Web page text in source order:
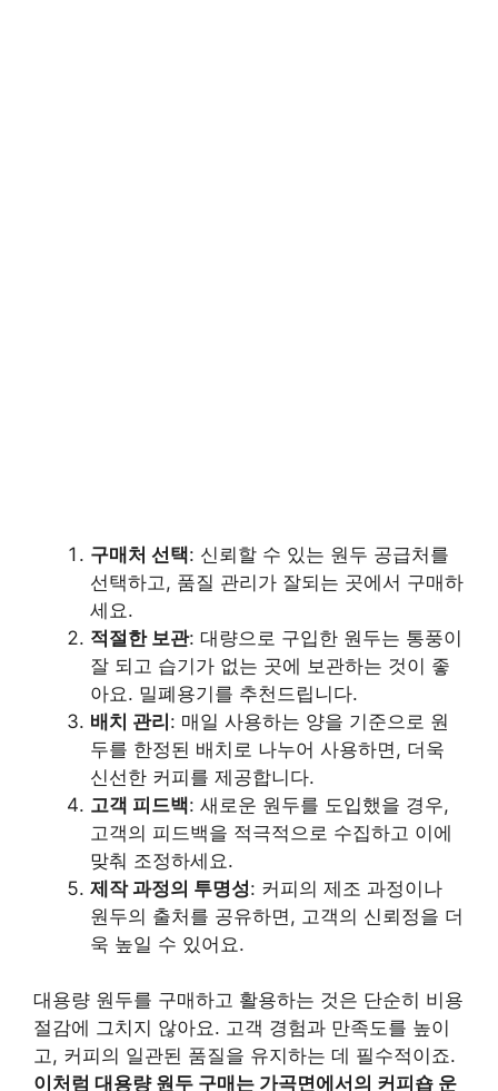
구매처 선택: 신뢰할 수 있는 원두 공급처를
선택하고, 품질 관리가 잘되는 곳에서 구매하
세요.
적절한 보관: 대량으로 구입한 원두는 통풍이
잘 되고 습기가 없는 곳에 보관하는 것이 좋
아요. 밀폐용기를 추천드립니다.
배치 관리: 매일 사용하는 양을 기준으로 원
두를 한정된 배치로 나누어 사용하면, 더욱
신선한 커피를 제공합니다.
고객 피드백: 새로운 원두를 도입했을 경우,
고객의 피드백을 적극적으로 수집하고 이에
맞춰 조정하세요.
제작 과정의 투명성: 커피의 제조 과정이나
원두의 출처를 공유하면, 고객의 신뢰정을 더
욱 높일 수 있어요.
대용량 원두를 구매하고 활용하는 것은 단순히 비용
절감에 그치지 않아요. 고객 경험과 만족도를 높이
고, 커피의 일관된 품질을 유지하는 데 필수적이죠.
이처럼 대용량 원두 구매는 가곡면에서의 커피숍 운